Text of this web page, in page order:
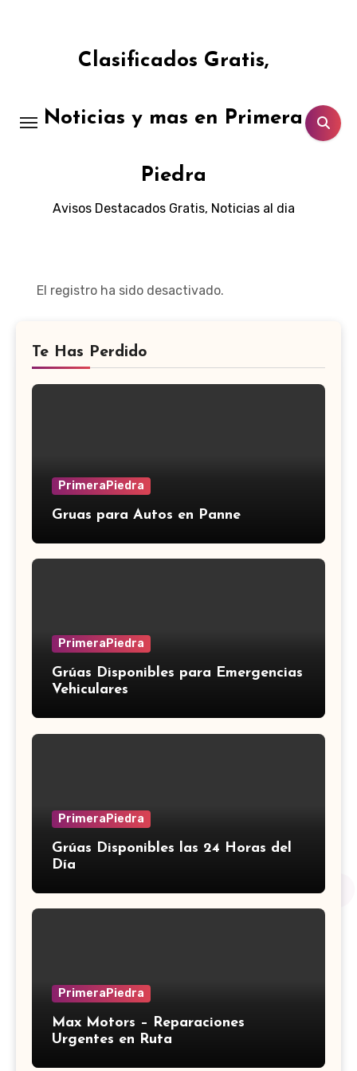
Clasificados Gratis,
Noticias y mas en Primera
Piedra
Avisos Destacados Gratis, Noticias al dia
El registro ha sido desactivado.
Te Has Perdido
PrimeraPiedra
Gruas para Autos en Panne
PrimeraPiedra
Grúas Disponibles para Emergencias
Vehiculares
PrimeraPiedra
Grúas Disponibles las 24 Horas del
Día
PrimeraPiedra
Max Motors – Reparaciones
Urgentes en Ruta